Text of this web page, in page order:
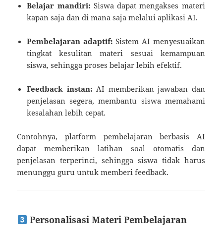
Belajar mandiri: Siswa dapat mengakses materi
kapan saja dan di mana saja melalui aplikasi AI.
Pembelajaran adaptif: Sistem AI menyesuaikan
tingkat kesulitan materi sesuai kemampuan
siswa, sehingga proses belajar lebih efektif.
Feedback instan: AI memberikan jawaban dan
penjelasan segera, membantu siswa memahami
kesalahan lebih cepat.
Contohnya, platform pembelajaran berbasis AI
dapat memberikan latihan soal otomatis dan
penjelasan terperinci, sehingga siswa tidak harus
menunggu guru untuk memberi feedback.
Personalisasi Materi Pembelajaran